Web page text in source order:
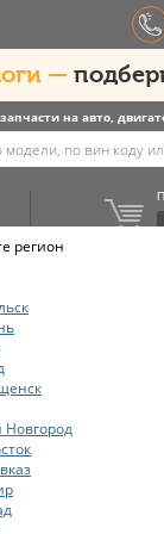
—
на авто,
регион
Новгород